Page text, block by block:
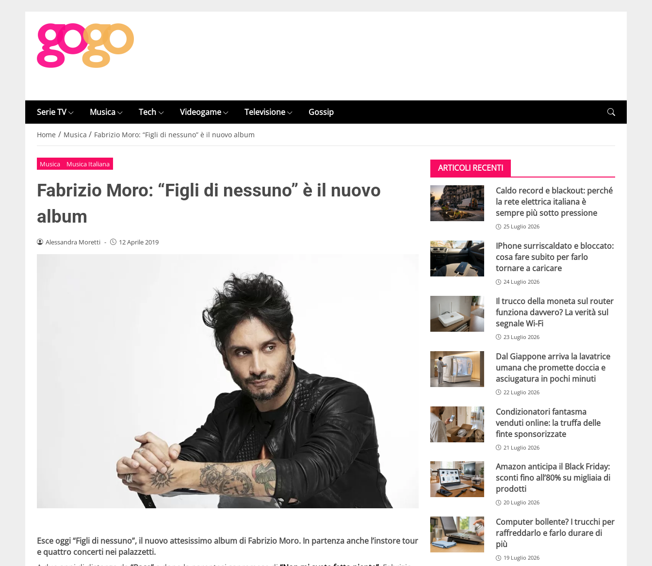
Serie TV Musica Tech Videogame Televisione Gossip
Home / Musica / Fabrizio Moro: “Figli di nessuno” è il nuovo album
Musica Musica Italiana
Fabrizio Moro: “Figli di nessuno” è il nuovo
album
Alessandra Moretti - 12 Aprile 2019
Esce oggi “Figli di nessuno”, il nuovo attesissimo album di Fabrizio Moro. In partenza anche l’instore tour
e quattro concerti nei palazzetti.
ARTICOLI RECENTI
Caldo record e blackout: perché
la rete elettrica italiana è
sempre più sotto pressione
25 Luglio 2026
IPhone surriscaldato e bloccato:
cosa fare subito per farlo
tornare a caricare
24 Luglio 2026
Il trucco della moneta sul router
funziona davvero? La verità sul
segnale Wi-Fi
23 Luglio 2026
Dal Giappone arriva la lavatrice
umana che promette doccia e
asciugatura in pochi minuti
22 Luglio 2026
Condizionatori fantasma
venduti online: la truffa delle
finte sponsorizzate
21 Luglio 2026
Amazon anticipa il Black Friday:
sconti fino all’80% su migliaia di
prodotti
20 Luglio 2026
Computer bollente? I trucchi per
raffreddarlo e farlo durare di
più
19 Luglio 2026